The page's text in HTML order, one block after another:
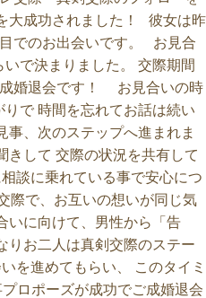
大成功されました！ 彼女は昨
でのお出会いです。 お見合
で決まりました。 交際期間
婚退会です！ お見合いの時
で 時間を忘れてお話は続い
、次のステップへ進まれま
きして 交際の状況を共有して
談に乗れている事で安心につ
で、お互いの想いが同じ気
いに向けて、男性から「告
りお二人は真剣交際のステー
進めてもらい、 このタイミ
ロポーズが成功でご成婚退会